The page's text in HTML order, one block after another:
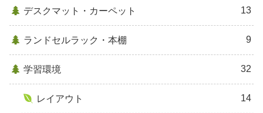
デスクマット・カーペット 13
ランドセルラック・本棚 9
学習環境 32
レイアウト 14